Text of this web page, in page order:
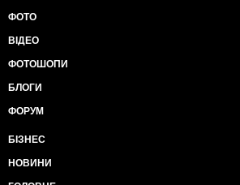
ФОТО
ВІДЕО
ФОТОШОПИ
БЛОГИ
ФОРУМ
БІЗНЕС
НОВИНИ